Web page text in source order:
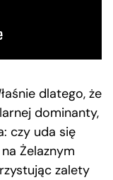
dlatego, że
dominanty,
czy uda się
Żelaznym
zalety